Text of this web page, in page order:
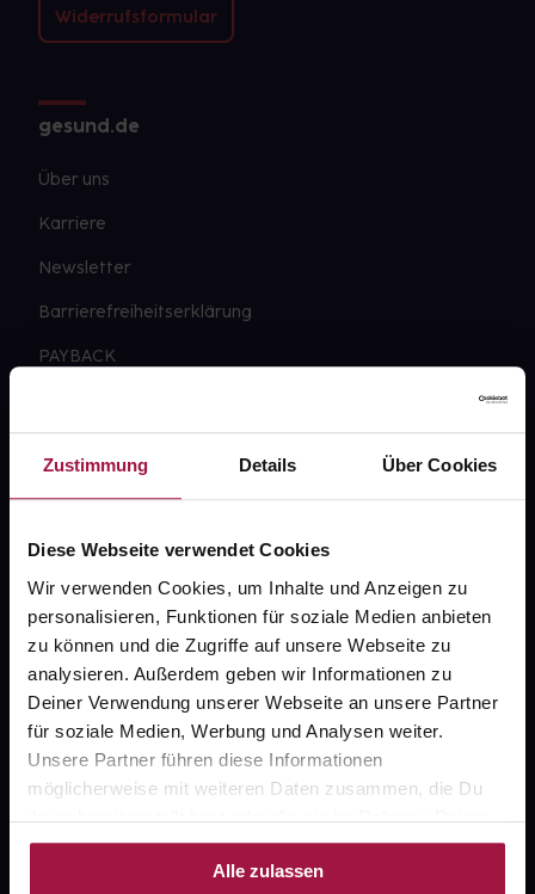
Zustimmung Details Über Cookies
Diese Webseite verwendet Cookies
Wir verwenden Cookies, um Inhalte und Anzeigen zu
personalisieren, Funktionen für soziale Medien anbieten
zu können und die Zugriffe auf unsere Webseite zu
analysieren. Außerdem geben wir Informationen zu
Deiner Verwendung unserer Webseite an unsere Partner
für soziale Medien, Werbung und Analysen weiter.
Unsere Partner führen diese Informationen
möglicherweise mit weiteren Daten zusammen, die Du
ihnen bereitgestellt hast oder die sie im Rahmen Deiner
Nutzung der Dienste gesammelt haben.
Alle zulassen
Widerrufsformular
gesund.de
Über uns
Karriere
Newsletter
Barrierefreiheitserklärung
PAYBACK
Impressum
Unsere Vorteile
Ausgewählte Wunschprodukte sofort abholbereit
selben Tag möglich
Freie Wahl der Apotheke